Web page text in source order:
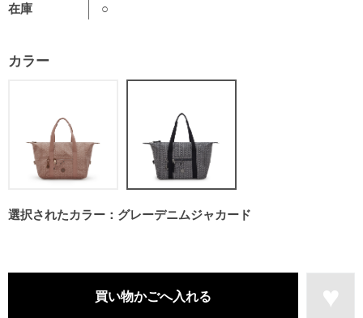
在庫 ○
カラー
選択されたカラー：グレーデニムジャカード